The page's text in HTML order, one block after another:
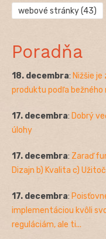
webové stránky(43)
Poradňa
18. decembra: Nižšie
produktu podľa bežného
17. decembra: Dobrý
úlohy
17. decembra: Zaraď
Dizajn b) Kvalita c)
17. decembra:
implementáciou kvôli
reguláciám, ale ti...